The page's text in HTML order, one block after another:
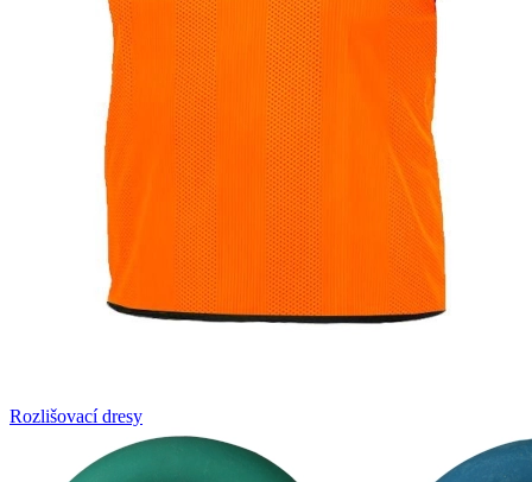
Rozlišovací dresy